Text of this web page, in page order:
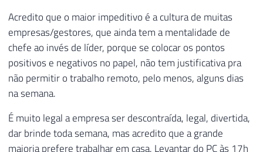
Acredito que o maior impeditivo é a cultura de muitas
empresas/gestores, que ainda tem a mentalidade de
chefe ao invés de líder, porque se colocar os pontos
positivos e negativos no papel, não tem justificativa pra
não permitir o trabalho remoto, pelo menos, alguns dias
na semana.
É muito legal a empresa ser descontraída, legal, divertida,
dar brinde toda semana, mas acredito que a grande
maioria prefere trabalhar em casa. Levantar do PC às 17h